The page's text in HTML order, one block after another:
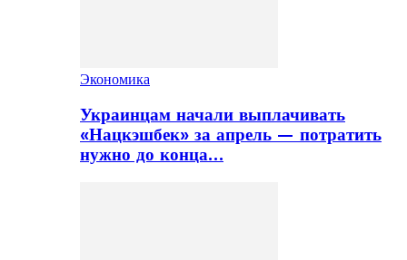
Экономика
Украинцам начали выплачивать
«Нацкэшбек» за апрель — потратить
нужно до конца…